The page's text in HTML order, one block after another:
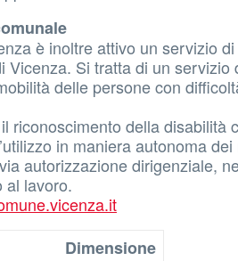
è inoltre attivo un servizio
Vicenza. Si tratta di un
delle persone con
riconoscimento della
in maniera autonoma
autorizzazione dirigenziale,
al lavoro.
Dimensione